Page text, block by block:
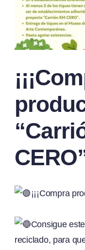
¡¡¡Compra
Consigue
reciclado, para